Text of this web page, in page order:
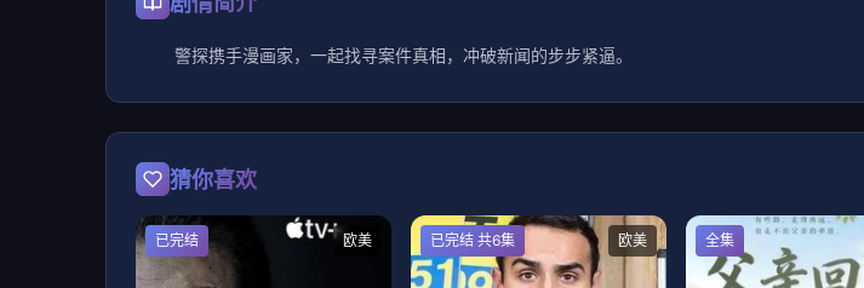
警探携手漫画家，一起找寻案件真相，冲破新闻的步步紧逼。
猜你喜欢
欧美
已完结 欧美
已完结 共6集 全集